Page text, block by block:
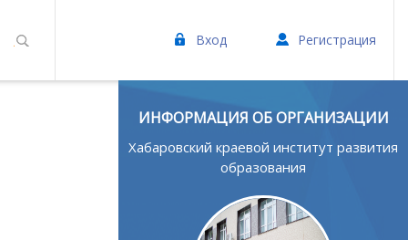
Вход Регистрация
ИНФОРМАЦИЯ ОБ ОРГАНИЗАЦИИ
Хабаровский краевой институт развития
образования